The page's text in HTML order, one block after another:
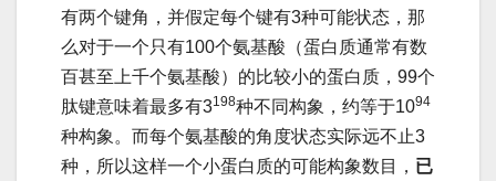
有两个键角，并假定每个键有3种可能状态，那
么对于一个只有100个氨基酸（蛋白质通常有数
百甚至上千个氨基酸）的比较小的蛋白质，99个
肽键意味着最多有3198种不同构象，约等于1094
种构象。而每个氨基酸的角度状态实际远不止3
种，所以这样一个小蛋白质的可能构象数目， 已